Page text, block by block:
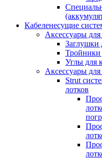
Кабеленесущие
Аксессуары для
Заглушки
Тройники
Углы для
Аксессуары
Strut
лотков